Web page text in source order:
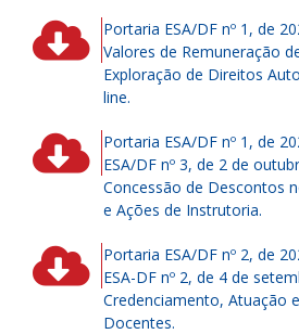
Portaria ESA/DF nº 1, de
Valores de Remuneração
Exploração de Direitos
line.
Portaria ESA/DF nº 1, de
ESA/DF nº 3, de 2 de
Concessão de Descontos
e Ações de Instrutoria.
Portaria ESA/DF nº 2, de
ESA-DF nº 2, de 4 de
Credenciamento, Atuação
Docentes.